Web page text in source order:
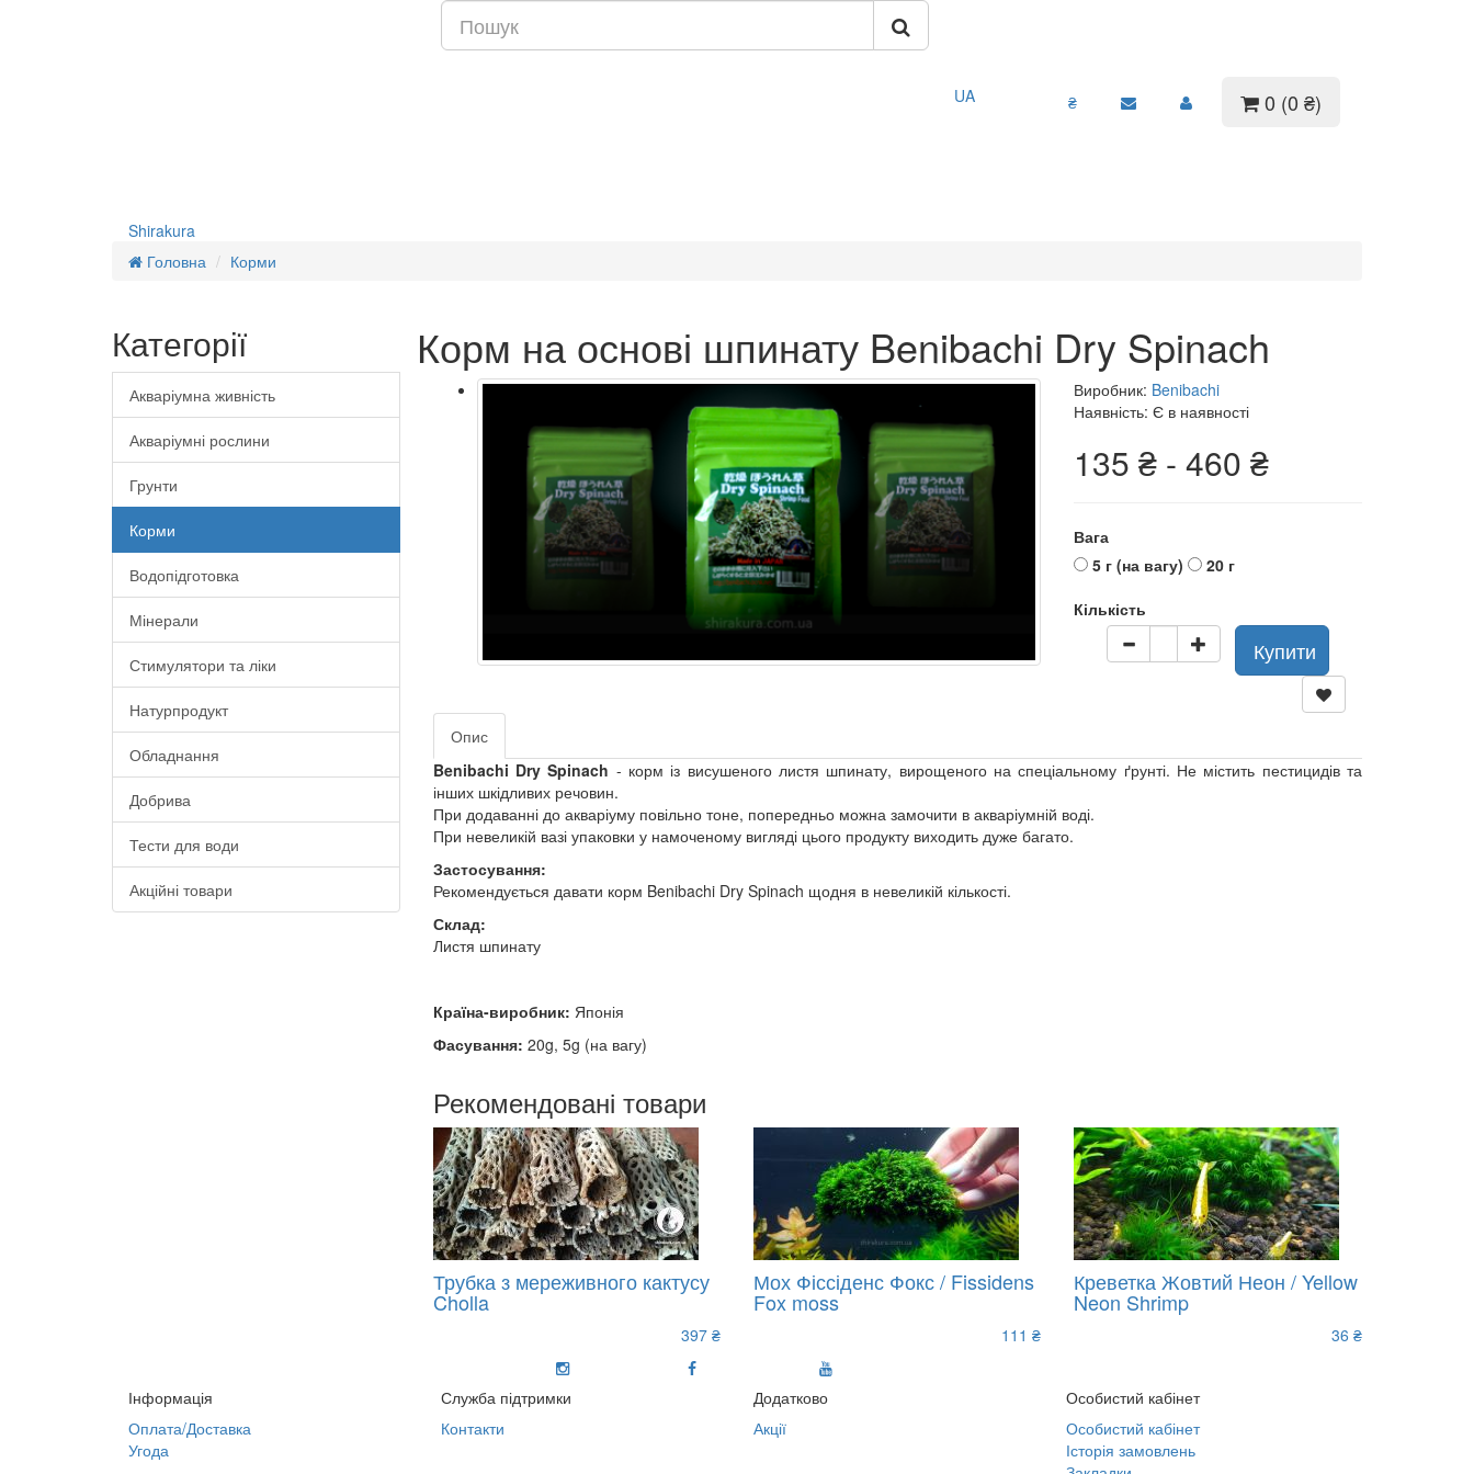
Shirakura
UA ₴ 0 (0 ₴)
Головна Корми
Категорії
Акваріумна живність
Акваріумні рослини
Грунти
Корми
Водопідготовка
Мінерали
Стимулятори та ліки
Натурпродукт
Обладнання
Добрива
Тести для води
Акційні товари
Корм на основі шпинату Benibachi Dry Spinach
Виробник: Benibachi
Наявність: Є в наявності
135 ₴ - 460 ₴
Вага
5 г (на вагу)
20 г
Кількість
Купити
Опис
Benibachi Dry Spinach - корм із висушеного листя шпинату, вирощеного на спеціальному ґрунті. Не містить пестицидів та
інших шкідливих речовин.
При додаванні до акваріуму повільно тоне, попередньо можна замочити в акваріумній воді.
При невеликій вазі упаковки у намоченому вигляді цього продукту виходить дуже багато.
Застосування:
Рекомендується давати корм Benibachi Dry Spinach щодня в невеликій кількості.
Склад:
Листя шпинату
Країна-виробник: Японія
Фасування: 20g, 5g (на вагу)
Рекомендовані товари
Трубка з мереживного кактусу
Cholla
397 ₴
Мох Фіссіденс Фокс / Fissidens
Fox moss
111 ₴
Креветка Жовтий Неон / Yellow
Neon Shrimp
36 ₴
Інформація
Оплата/Доставка
Угода
Служба підтримки
Контакти
Додатково
Акції
Особистий кабінет
Особистий кабінет
Історія замовлень